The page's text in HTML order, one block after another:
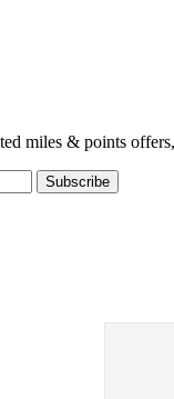
miles & points
Subscribe